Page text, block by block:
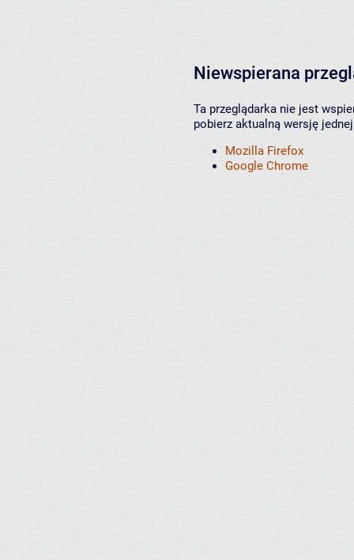
Niewspierana
Ta przeglądarka nie jest
pobierz aktualną wersję
Mozilla Firefox
Google Chrome